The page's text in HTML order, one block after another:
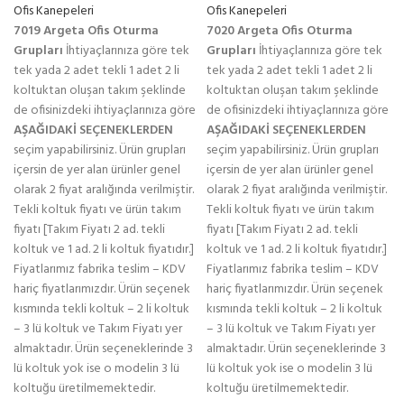
Ofis Kanepeleri
7019 Argeta Ofis Oturma
Grupları İhtiyaçlarınıza göre tek
tek yada 2 adet tekli 1 adet 2 li
koltuktan oluşan takım şeklinde
de ofisinizdeki ihtiyaçlarınıza göre
AŞAĞIDAKİ SEÇENEKLERDEN
seçim yapabilirsiniz. Ürün grupları
içersin de yer alan ürünler genel
olarak 2 fiyat aralığında verilmiştir.
Tekli koltuk fiyatı ve ürün takım
fiyatı [Takım Fiyatı 2 ad. tekli
koltuk ve 1 ad. 2 li koltuk fiyatıdır.]
Fiyatlarımız fabrika teslim – KDV
hariç fiyatlarımızdır. Ürün seçenek
kısmında tekli koltuk – 2 li koltuk
– 3 lü koltuk ve Takım Fiyatı yer
almaktadır. Ürün seçeneklerinde 3
lü koltuk yok ise o modelin 3 lü
koltuğu üretilmemektedir.
Ofis Kanepeleri
7020 Argeta Ofis Oturma
Grupları İhtiyaçlarınıza göre tek
tek yada 2 adet tekli 1 adet 2 li
koltuktan oluşan takım şeklinde
de ofisinizdeki ihtiyaçlarınıza göre
AŞAĞIDAKİ SEÇENEKLERDEN
seçim yapabilirsiniz. Ürün grupları
içersin de yer alan ürünler genel
olarak 2 fiyat aralığında verilmiştir.
Tekli koltuk fiyatı ve ürün takım
fiyatı [Takım Fiyatı 2 ad. tekli
koltuk ve 1 ad. 2 li koltuk fiyatıdır.]
Fiyatlarımız fabrika teslim – KDV
hariç fiyatlarımızdır. Ürün seçenek
kısmında tekli koltuk – 2 li koltuk
– 3 lü koltuk ve Takım Fiyatı yer
almaktadır. Ürün seçeneklerinde 3
lü koltuk yok ise o modelin 3 lü
koltuğu üretilmemektedir.